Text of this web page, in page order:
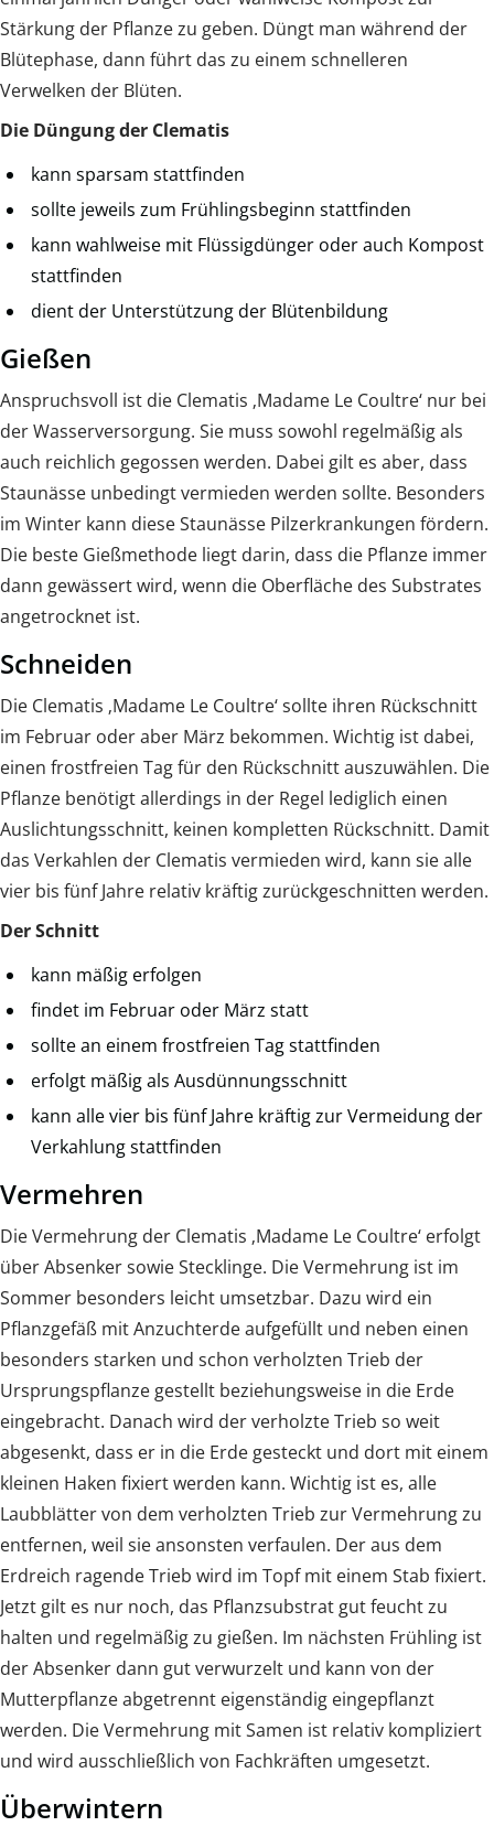
Stärkung der Pflanze zu geben. Düngt man während der
Blütephase, dann führt das zu einem schnelleren
Verwelken der Blüten.
Die Düngung der Clematis
kann sparsam stattfinden
sollte jeweils zum Frühlingsbeginn stattfinden
kann wahlweise mit Flüssigdünger oder auch Kompost
stattfinden
dient der Unterstützung der Blütenbildung
Gießen
Anspruchsvoll ist die Clematis ‚Madame Le Coultre‘ nur bei
der Wasserversorgung. Sie muss sowohl regelmäßig als
auch reichlich gegossen werden. Dabei gilt es aber, dass
Staunässe unbedingt vermieden werden sollte. Besonders
im Winter kann diese Staunässe Pilzerkrankungen fördern.
Die beste Gießmethode liegt darin, dass die Pflanze immer
dann gewässert wird, wenn die Oberfläche des Substrates
angetrocknet ist.
Schneiden
Die Clematis ‚Madame Le Coultre‘ sollte ihren Rückschnitt
im Februar oder aber März bekommen. Wichtig ist dabei,
einen frostfreien Tag für den Rückschnitt auszuwählen. Die
Pflanze benötigt allerdings in der Regel lediglich einen
Auslichtungsschnitt, keinen kompletten Rückschnitt. Damit
das Verkahlen der Clematis vermieden wird, kann sie alle
vier bis fünf Jahre relativ kräftig zurückgeschnitten werden.
Der Schnitt
kann mäßig erfolgen
findet im Februar oder März statt
sollte an einem frostfreien Tag stattfinden
erfolgt mäßig als Ausdünnungsschnitt
kann alle vier bis fünf Jahre kräftig zur Vermeidung der
Verkahlung stattfinden
Vermehren
Die Vermehrung der Clematis ‚Madame Le Coultre‘ erfolgt
über Absenker sowie Stecklinge. Die Vermehrung ist im
Sommer besonders leicht umsetzbar. Dazu wird ein
Pflanzgefäß mit Anzuchterde aufgefüllt und neben einen
besonders starken und schon verholzten Trieb der
Ursprungspflanze gestellt beziehungsweise in die Erde
eingebracht. Danach wird der verholzte Trieb so weit
abgesenkt, dass er in die Erde gesteckt und dort mit einem
kleinen Haken fixiert werden kann. Wichtig ist es, alle
Laubblätter von dem verholzten Trieb zur Vermehrung zu
entfernen, weil sie ansonsten verfaulen. Der aus dem
Erdreich ragende Trieb wird im Topf mit einem Stab fixiert.
Jetzt gilt es nur noch, das Pflanzsubstrat gut feucht zu
halten und regelmäßig zu gießen. Im nächsten Frühling ist
der Absenker dann gut verwurzelt und kann von der
Mutterpflanze abgetrennt eigenständig eingepflanzt
werden. Die Vermehrung mit Samen ist relativ kompliziert
und wird ausschließlich von Fachkräften umgesetzt.
Überwintern